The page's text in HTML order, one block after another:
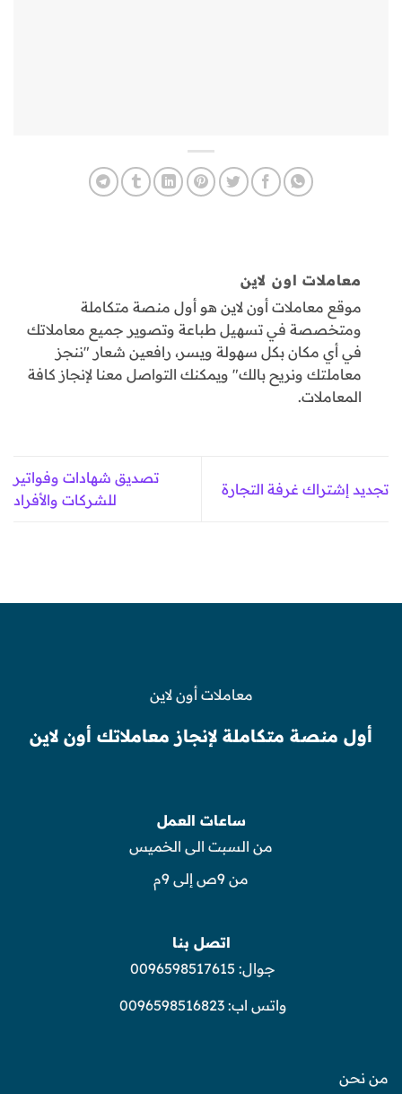
معاملات اون لاين
موقع معاملات أون لاين هو أول منصة متكاملة
ومتخصصة في تسهيل طباعة وتصوير جميع معاملاتك
في أي مكان بكل سهولة ويسر، رافعين شعار "ننجز
معاملتك ونريح بالك" ويمكنك التواصل معنا لإنجاز كافة
المعاملات.
تجديد إشتراك غرفة التجارة
تصديق شهادات وفواتير
للشركات والأفراد
معاملات أون لاين
أول منصة متكاملة لإنجاز معاملاتك أون لاين
ساعات العمل
من السبت الى الخميس
من 9ص إلى 9م
اتصل بنا
جوال: 0096598517615
واتس اب:0096598516823
من نحن